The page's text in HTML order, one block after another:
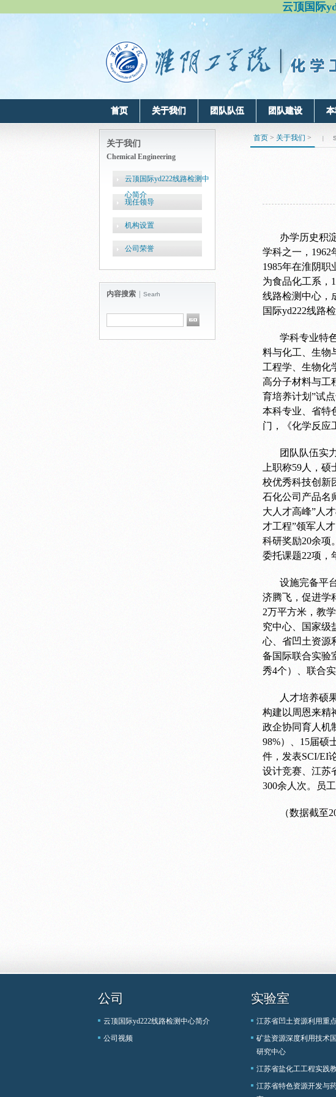
云顶国际
首页 关于我们 团队队伍 团队建设
关于我们
Chemical Engineering
云顶国际yd222线路检测中
心简介
现任领导
机构设置
公司荣誉
内容搜索 Searh
首页 > 关于我们 >
办学历史积
学科之一，1962
1985年在淮阴职
为食品化工系，
线路检测中心，
国际yd222线路
学科专业特
料与化工、生物
工程学、生物化
高分子材料与工
育培养计划”试
本科专业、省特
门，《化学反应
团队队伍实
上职称59人，
校优秀科技创新
石化公司产品名
大人才高峰”人
才工程”领军人
科研奖励20余项
委托课题22项，
设施完备平
济腾飞，促进学
2万平方米，教
究中心、国家级
心、省凹土资源
备国际联合实验
秀4个）、联合
人才培养硕
构建以周恩来精
政企协同育人机
98%）、15届硕
件，发表SCI/EI
设计竞赛、江苏
300余人次。员
（数据截至
公司
云顶国际yd222线路检测中心简介
公司视频
实验室
江苏省凹土资源利用重
矿盐资源深度利用技术
研究中心
江苏省盐化工工程实践
江苏省特色资源开发与